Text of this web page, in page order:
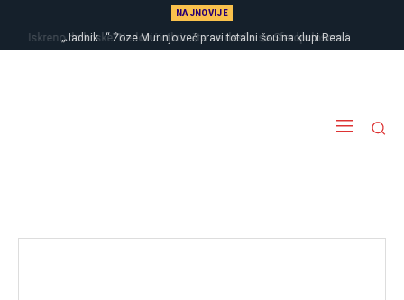
NAJNOVIJE
Iskreno do koske: Nedović otkrio šta se desilo sa Sferopulosom i
Zvezdom
„Jadnik…“ Žoze Murinjo već pravi totalni šou na klupi Reala